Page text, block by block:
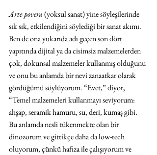
Arte-povera (yoksul sanat) yine söyleşilerinde
sık sık, etkilendiğini söylediği bir sanat akımı.
Ben de ona yukarıda adı geçen son dört
yapıtında dijital ya da cisimsiz malzemelerden
çok, dokunsal malzemeler kullanmış olduğunu
ve onu bu anlamda bir nevi zanaatkar olarak
gördüğümü söylüyorum. “Evet,” diyor,
“Temel malzemeleri kullanmayı seviyorum:
ahşap, seramik hamuru, su, deri, kumaş gibi.
Bu anlamda nesli tükenmekte olan bir
dinozorum ve gittikçe daha da low-tech
oluyorum, çünkü hafıza ile çalışıyorum ve